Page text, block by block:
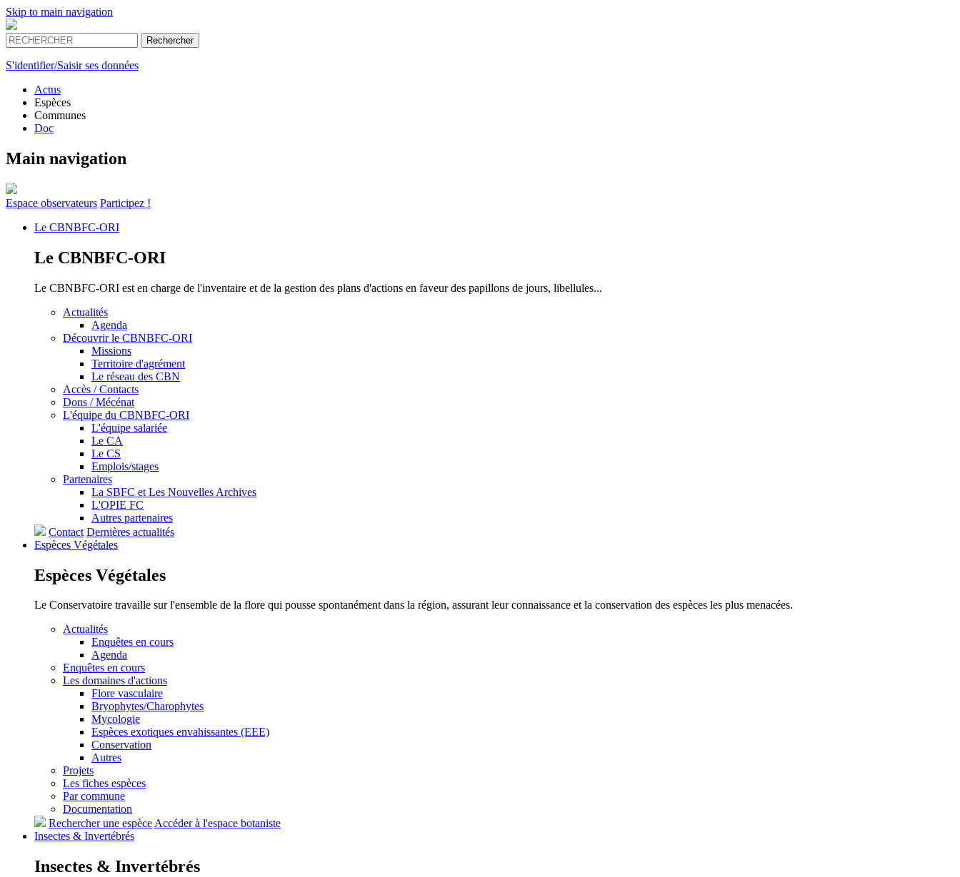
Skip to main navigation
S'identifier/Saisir ses données
Actus
Espèces
Communes
Doc
Main navigation
Espace observateurs Participez !
Le CBNBFC-ORI
Le CBNBFC-ORI
Le CBNBFC-ORI est en charge de l'inventaire et de la gestion des plans d'actions en faveur des papillons de jours, libellules...
Actualités
Agenda
Découvrir le CBNBFC-ORI
Missions
Territoire d'agrément
Le réseau des CBN
Accès / Contacts
Dons / Mécénat
L'équipe du CBNBFC-ORI
L'équipe salariée
Le CA
Le CS
Emplois/stages
Partenaires
La SBFC et Les Nouvelles Archives
L'OPIE FC
Autres partenaires
Contact Dernières actualités
Espèces Végétales
Espèces Végétales
Le Conservatoire travaille sur l'ensemble de la flore qui pousse spontanément dans la région, assurant leur connaissance et la conservation des espèces les plus menacées.
Actualités
Enquêtes en cours
Agenda
Enquêtes en cours
Les domaines d'actions
Flore vasculaire
Bryophytes/Charophytes
Mycologie
Espèces exotiques envahissantes (EEE)
Conservation
Autres
Projets
Les fiches espèces
Par commune
Documentation
Rechercher une espèceAccéder à l'espace botaniste
Insectes & Invertébrés
Insectes & Invertébrés